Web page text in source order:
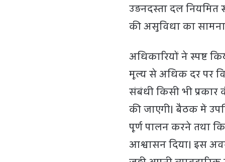
उड़नदस्ता दल नियमित
की असुविधा का
अधिकारियों ने स्पष्ट
मूल्य से अधिक दर पर
संबंधी किसी भी प्रकार
की जाएगी। बैठक में
पूर्ण पालन करने तथा
आश्वासन दिया। इस